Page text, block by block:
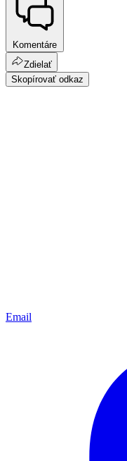
Komentáre
Zdielať
Skopírovať odkaz
Email